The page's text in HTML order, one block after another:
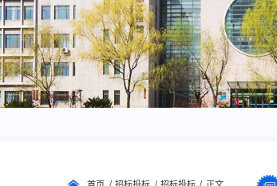
首页 招标投标 招标投标 正文